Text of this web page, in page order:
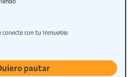
conecte con tu inmueble
pautar